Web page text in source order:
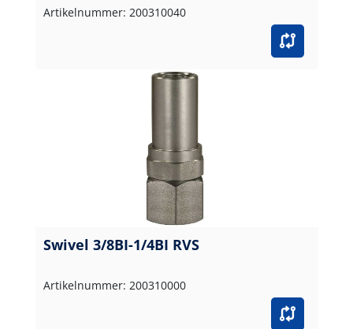
Artikelnummer: 200310040
Swivel 3/8BI-1/4BI RVS
Artikelnummer: 200310000